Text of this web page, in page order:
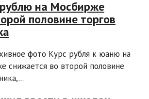
на Мосбирже
половине торгов
фото Курс рубля к юаню на
снижается во второй половине